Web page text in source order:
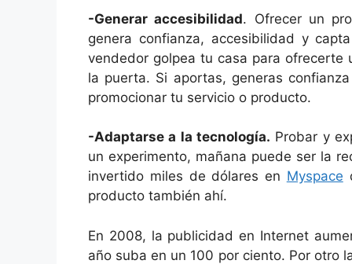
-Generar accesibilidad. Ofrecer un
genera confianza, accesibilidad y
vendedor golpea tu casa para ofrecerte
la puerta. Si aportas, generas
promocionar tu servicio o producto.
-Adaptarse a la tecnología. Probar y
un experimento, mañana puede ser la
invertido miles de dólares en Myspace
producto también ahí.
En 2008, la publicidad en Internet
año suba en un 100 por ciento. Por otro